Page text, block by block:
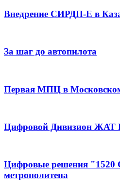
Внедрение СИРДП-Е в
За шаг до автопилота
Первая МПЦ в
Цифровой Дивизион
Цифровые решения "1520
метрополитена